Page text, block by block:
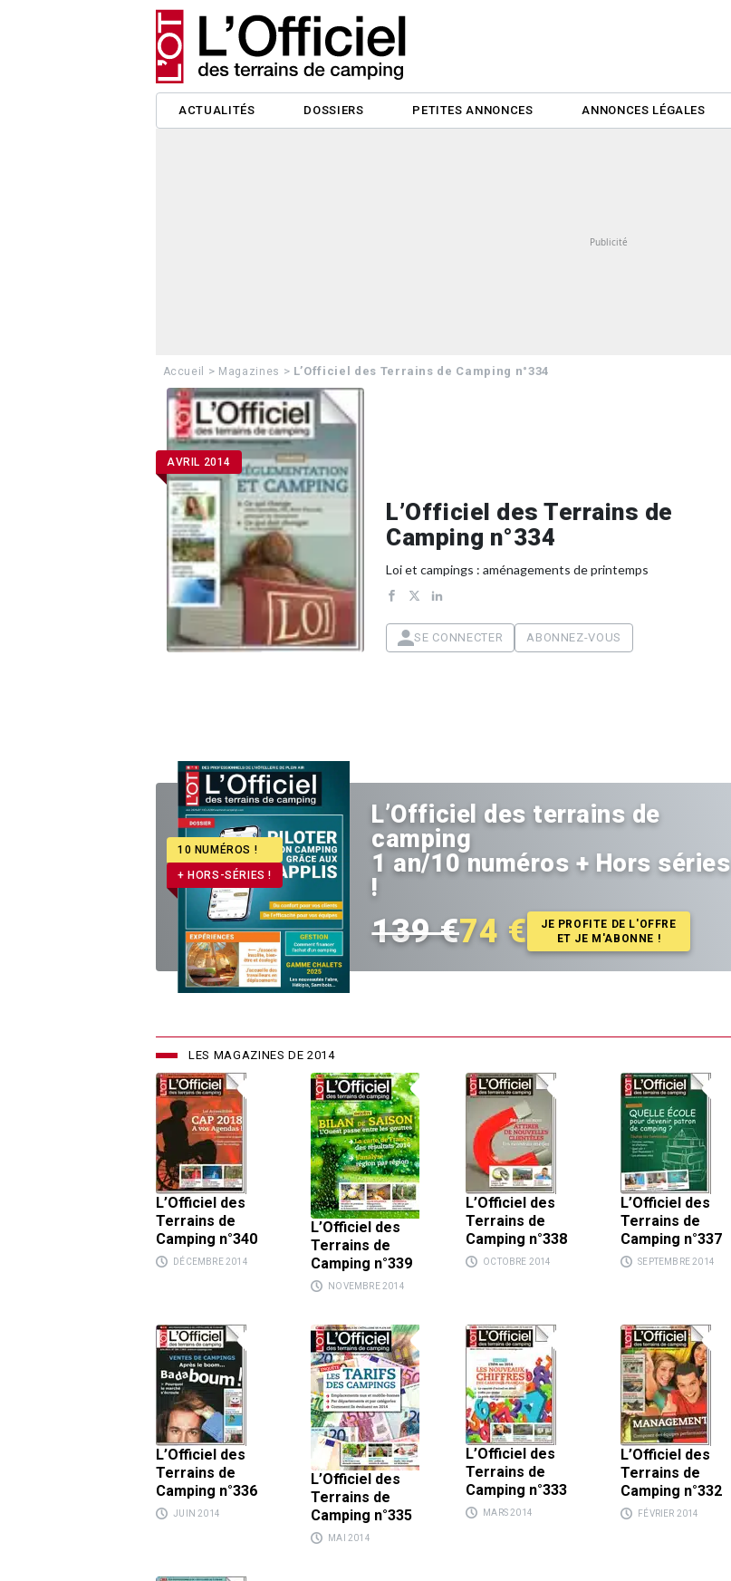
ACTUALITÉS DOSSIERS PETITES ANNONCES ANNONCES LÉGALES
Accueil > Magazines > L’Officiel des Terrains de Camping n°334
AVRIL 2014
L’Officiel des Terrains de
Camping n°334
Loi et campings : aménagements de printemps
SE CONNECTER ABONNEZ-VOUS
10 NUMÉROS !
+ HORS-SÉRIES !
L’Officiel des terrains de
camping
1 an/10 numéros + Hors séries
!
139 €74 €
JE PROFITE DE L'OFFRE
ET JE M'ABONNE !
LES MAGAZINES DE 2014
L’Officiel des
Terrains de
Camping n°340
DÉCEMBRE 2014
L’Officiel des
Terrains de
Camping n°339
NOVEMBRE 2014
L’Officiel des
Terrains de
Camping n°338
OCTOBRE 2014
L’Officiel des
Terrains de
Camping n°337
SEPTEMBRE 2014
L’Officiel des
Terrains de
Camping n°336
JUIN 2014
L’Officiel des
Terrains de
Camping n°335
MAI 2014
L’Officiel des
Terrains de
Camping n°333
MARS 2014
L’Officiel des
Terrains de
Camping n°332
FÉVRIER 2014